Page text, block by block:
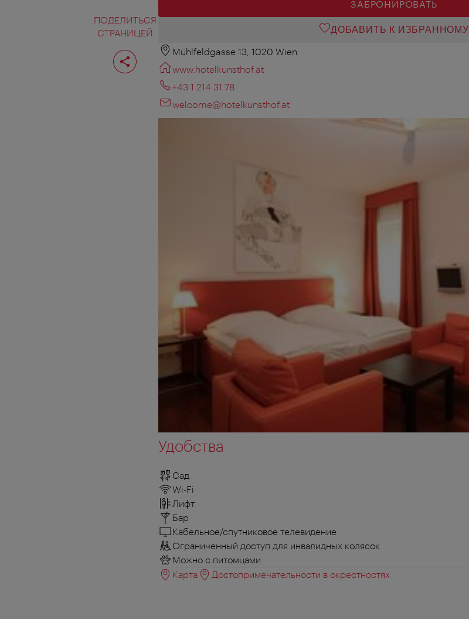
ПОДЕЛИТЬСЯ
СТРАНИЦЕЙ
Поделиться
страницей
ЗАБРОНИРОВАТЬ
ДОБАВИТЬ К ИЗБРАННОМУ
Mühlfeldgasse 13, 1020 Wien
www.hotelkunsthof.at
+43 1 214 31 78
welcome@hotelkunsthof.at
Удобства
Сад
Wi-Fi
Лифт
Бар
Кабельное/спутниковое телевидение
Ограниченный доступ для инвалидных колясок
Можно с питомцами
Карта
Достопримечательности в окрестностях